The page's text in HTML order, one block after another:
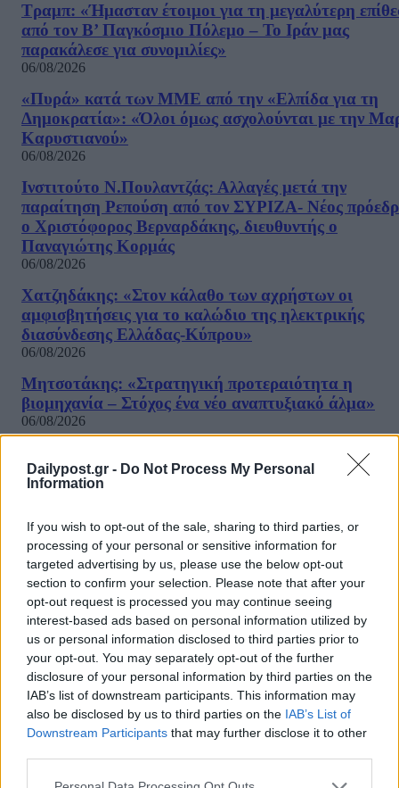
Dailypost.gr - Do Not Process My Personal
Information
If you wish to opt-out of the sale, sharing to third parties, or
processing of your personal or sensitive information for
targeted advertising by us, please use the below opt-out
section to confirm your selection. Please note that after your
opt-out request is processed you may continue seeing
interest-based ads based on personal information utilized by
us or personal information disclosed to third parties prior to
your opt-out. You may separately opt-out of the further
disclosure of your personal information by third parties on the
IAB’s list of downstream participants. This information may
also be disclosed by us to third parties on the IAB’s List of
Downstream Participants that may further disclose it to other
Τραμπ: «Ήμασταν έτοιμοι για τη μεγαλύτερη
από τον Β’ Παγκόσμιο Πόλεμο – Το Ιράν μας
παρακάλεσε για συνομιλίες»
06/08/2026
«Πυρά» κατά των ΜΜΕ από την «Ελπίδα για τη
Δημοκρατία»: «Όλοι όμως ασχολούνται με την
Καρυστιανού»
06/08/2026
Ινστιτούτο Ν.Πουλαντζάς: Αλλαγές μετά την
παραίτηση Ρεπούση από τον ΣΥΡΙΖΑ- Νέος
ο Χριστόφορος Βερναρδάκης, διευθυντής ο
Παναγιώτης Κορμάς
06/08/2026
Χατζηδάκης: «Στον κάλαθο των αχρήστων οι
αμφισβητήσεις για το καλώδιο της ηλεκτρικής
διασύνδεσης Ελλάδας-Κύπρου»
06/08/2026
Μητσοτάκης: «Στρατηγική προτεραιότητα η
βιομηχανία – Στόχος ένα νέο αναπτυξιακό άλμα»
06/08/2026
«Δεν ήθελα να γίνει σαν τον Μπάιντεν»: Η στιγμή
Τραμπ έτρεξε πίσω από μικρό αγόρι σε σκηνή στο
Βέγκας (Video)
ΔΗΜΟΦΙΛΗ
Κούλογλου γαι τις φωτιές: «Πολύ σοβαρό ζήτημα
δεν χρησιμοποιήθηκαν τα υπερσύγχρονα
Diamond»
06/08/2026
«Πυρά» κατά των ΜΜΕ από την «Ελπίδα για τη
Δημοκρατία»: «Όλοι όμως ασχολούνται με την
Καρυστιανού»
06/08/2026